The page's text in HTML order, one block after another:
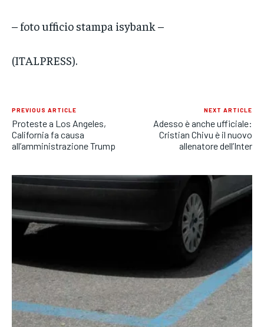
– foto ufficio stampa isybank –
(ITALPRESS).
PREVIOUS ARTICLE
Proteste a Los Angeles,
California fa causa
all’amministrazione Trump
NEXT ARTICLE
Adesso è anche ufficiale:
Cristian Chivu è il nuovo
allenatore dell’Inter